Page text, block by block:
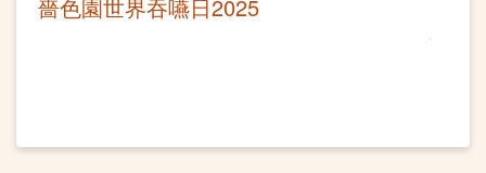
嗇色園世界吞嚥日2025